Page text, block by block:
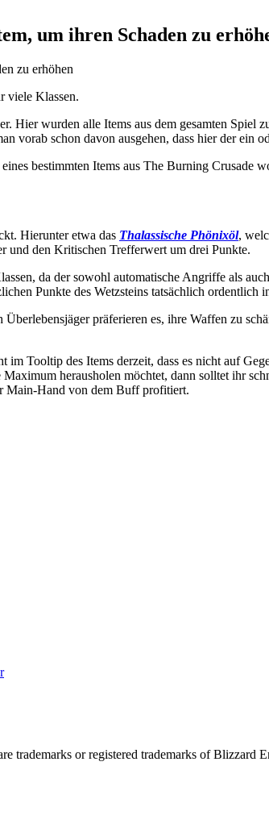
um ihren Schaden zu
viele Klassen.
wurden alle Items aus dem gesamten Spiel
schon davon ausgehen, dass hier der ein
bestimmten Items aus The Burning Crusade
Hierunter etwa das Thalassische Phönixöl,
und den Kritischen Trefferwert um drei Punkte.
da der sowohl automatische Angriffe als
Punkte des Wetzsteins tatsächlich ordentlich
präferieren es, ihre Waffen zu
Tooltip des Items derzeit, dass es nicht auf
herausholen möchtet, dann solltet ihr
Main-Hand von dem Buff profitiert.
trademarks or registered trademarks of Blizzard